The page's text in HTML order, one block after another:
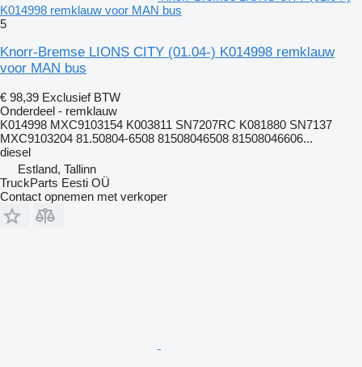
K014998 remklauw voor MAN bus
5
Knorr-Bremse LIONS CITY (01.04-) K014998 remklauw
voor MAN bus
€ 98,39 Exclusief BTW
Onderdeel - remklauw
K014998 MXC9103154 K003811 SN7207RC K081880 SN7137
MXC9103204 81.50804-6508 81508046508 81508046606...
diesel
Estland, Tallinn
TruckParts Eesti OÜ
Contact opnemen met verkoper